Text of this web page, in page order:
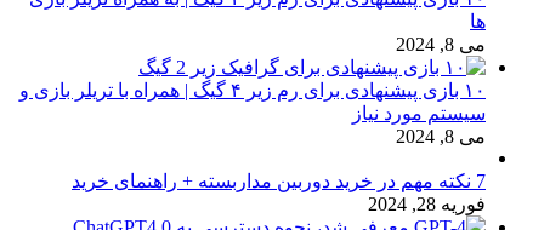
ها
می 8, 2024
۱۰ بازی پیشنهادی برای رم زیر ۴ گیگ | همراه با تریلر بازی و
سیستم مورد نیاز
می 8, 2024
7 نکته مهم در خرید دوربین مداربسته + راهنمای خرید
فوریه 28, 2024